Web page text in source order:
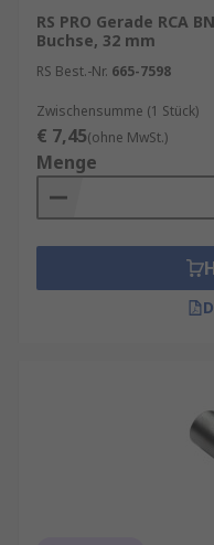
RS PRO Gerade RCA
Buchse, 32 mm
RS Best.-Nr. 665-7598
Zwischensumme (1 Stück)
€ 7,45(ohne MwSt.)
Menge